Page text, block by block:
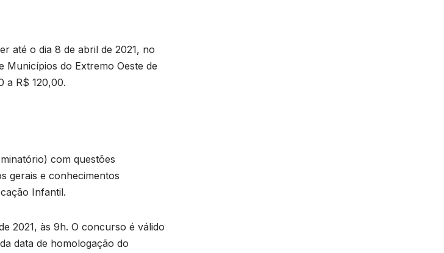
até o dia 8 de abril de 2021, no
Municípios do Extremo Oeste de
a R$ 120,00.
com questões
gerais e conhecimentos
Infantil.
2021, às 9h. O concurso é válido
data de homologação do